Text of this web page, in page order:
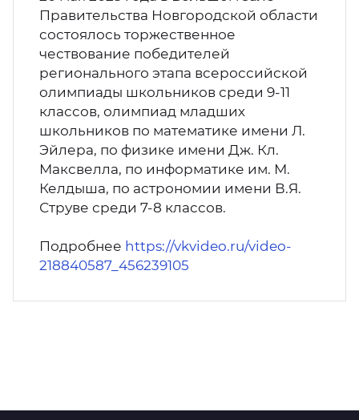
Правительства Новгородской области
состоялось торжественное
чествование победителей
регионального этапа всероссийской
олимпиады школьников среди 9-11
классов, олимпиад младших
школьников по математике имени Л.
Эйлера, по физике имени Дж. Кл.
Максвелла, по информатике им. М.
Келдыша, по астрономии имени В.Я.
Струве среди 7-8 классов.
Подробнее https://vkvideo.ru/video-
218840587_456239105